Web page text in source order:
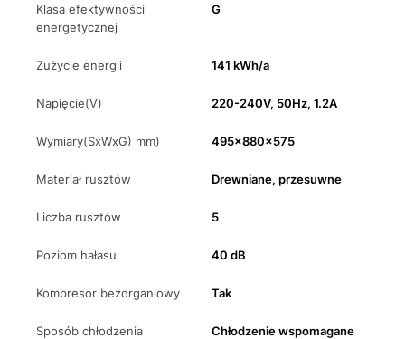
Klasa efektywności
energetycznej
G
Zużycie energii 141 kWh/a
Napięcie(V) 220-240V, 50Hz, 1.2A
Wymiary(SxWxG) mm) 495x880x575
Materiał rusztów Drewniane, przesuwne
Liczba rusztów 5
Poziom hałasu 40 dB
Kompresor bezdrganiowy Tak
Sposób chłodzenia
Chłodzenie wspomagane